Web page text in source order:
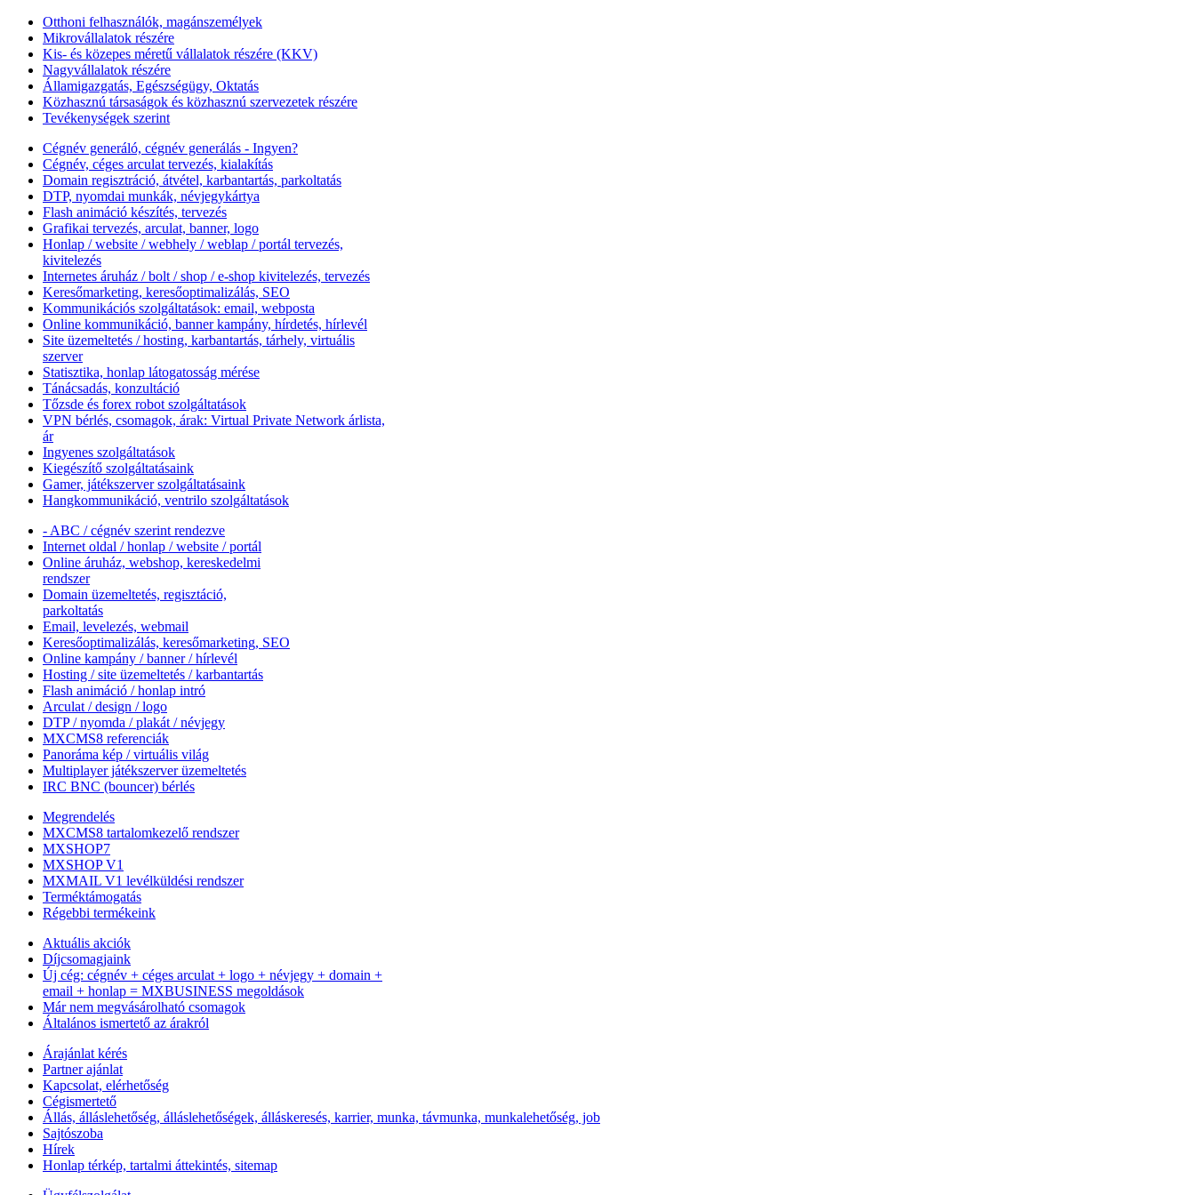
Otthoni felhasználók, magánszemélyek
Mikrovállalatok részére
Kis- és közepes méretű vállalatok részére (KKV)
Nagyvállalatok részére
Államigazgatás, Egészségügy, Oktatás
Közhasznú társaságok és közhasznú szervezetek részére
Tevékenységek szerint
Cégnév generáló, cégnév generálás - Ingyen?
Cégnév, céges arculat tervezés, kialakítás
Domain regisztráció, átvétel, karbantartás, parkoltatás
DTP, nyomdai munkák, névjegykártya
Flash animáció készítés, tervezés
Grafikai tervezés, arculat, banner, logo
Honlap / website / webhely / weblap / portál tervezés,
kivitelezés
Internetes áruház / bolt / shop / e-shop kivitelezés, tervezés
Keresőmarketing, keresőoptimalizálás, SEO
Kommunikációs szolgáltatások: email, webposta
Online kommunikáció, banner kampány, hírdetés, hírlevél
Site üzemeltetés / hosting, karbantartás, tárhely, virtuális
szerver
Statisztika, honlap látogatosság mérése
Tánácsadás, konzultáció
Tőzsde és forex robot szolgáltatások
VPN bérlés, csomagok, árak: Virtual Private Network árlista,
ár
Ingyenes szolgáltatások
Kiegészítő szolgáltatásaink
Gamer, játékszerver szolgáltatásaink
Hangkommunikáció, ventrilo szolgáltatások
- ABC / cégnév szerint rendezve
Internet oldal / honlap / website / portál
Online áruház, webshop, kereskedelmi
rendszer
Domain üzemeltetés, regisztáció,
parkoltatás
Email, levelezés, webmail
Keresőoptimalizálás, keresőmarketing, SEO
Online kampány / banner / hírlevél
Hosting / site üzemeltetés / karbantartás
Flash animáció / honlap intró
Arculat / design / logo
DTP / nyomda / plakát / névjegy
MXCMS8 referenciák
Panoráma kép / virtuális világ
Multiplayer játékszerver üzemeltetés
IRC BNC (bouncer) bérlés
Megrendelés
MXCMS8 tartalomkezelő rendszer
MXSHOP7
MXSHOP V1
MXMAIL V1 levélküldési rendszer
Terméktámogatás
Régebbi termékeink
Aktuális akciók
Díjcsomagjaink
Új cég: cégnév + céges arculat + logo + névjegy + domain +
email + honlap = MXBUSINESS megoldások
Már nem megvásárolható csomagok
Általános ismertető az árakról
Árajánlat kérés
Partner ajánlat
Kapcsolat, elérhetőség
Cégismertető
Állás, álláslehetőség, álláslehetőségek, álláskeresés, karrier, munka, távmunka, munkalehetőség, job
Sajtószoba
Hírek
Honlap térkép, tartalmi áttekintés, sitemap